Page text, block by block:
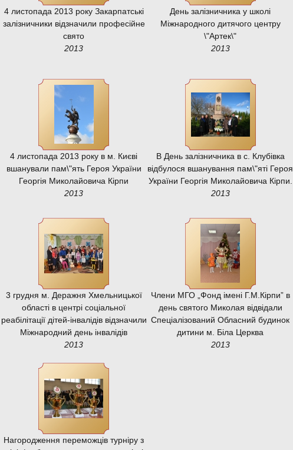
4 листопада 2013 року Закарпатські
залізничники відзначили професійне
свято
2013
День залізничника у школі
Міжнародного дитячого центру
\"Артек\"
2013
4 листопада 2013 року в м. Києві
вшанували пам\"ять Героя України
Георгія Миколайовича Кірпи
2013
В День залізничника в с. Клубівка
відбулося вшанування пам\"яті Героя
України Георгія Миколайовича Кірпи.
2013
3 грудня м. Деражня Хмельницької
області в центрі соціальної
реабілітації дітей-інвалідів відзначили
Міжнародний день інвалідів
2013
Члени МГО „Фонд імені Г.М.Кірпи” в
день святого Миколая відвідали
Спеціалізований Обласний будинок
дитини м. Біла Церква
2013
Нагородження переможців турніру з